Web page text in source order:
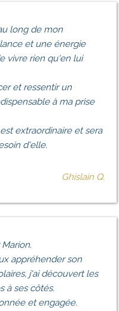
long de mon
et une énergie
vivre rien qu'en lui
et ressentir un
à ma prise
extraordinaire et sera
d'elle.
Ghislain Q.
appréhender son
j'ai découvert les
à ses côtés.
et engagée.